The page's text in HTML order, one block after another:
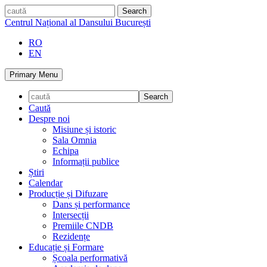
Skip
to
caută
Centrul Național al Dansului București
RO
EN
Primary Menu
Caută
Despre noi
Misiune și istoric
Sala Omnia
Echipa
Informații publice
Știri
Calendar
Producție și Difuzare
Dans și performance
Intersecții
Premiile CNDB
Rezidențe
Educație și Formare
Școala performativă